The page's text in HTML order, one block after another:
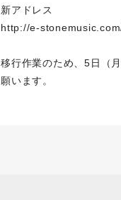
新アドレス
http://e-
移行作業のため、5日（
願います。